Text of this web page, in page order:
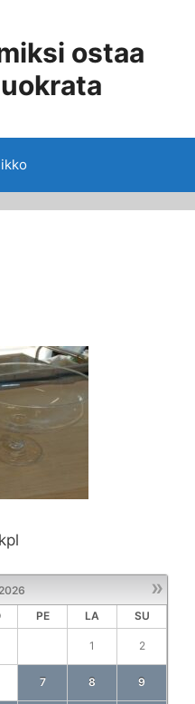
ostaa
»
PE LA SU
1 2
7 8 9